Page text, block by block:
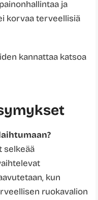
ja
korvaa terveellisiä
kannattaa katsoa
selkeää
kun
ruokavalion